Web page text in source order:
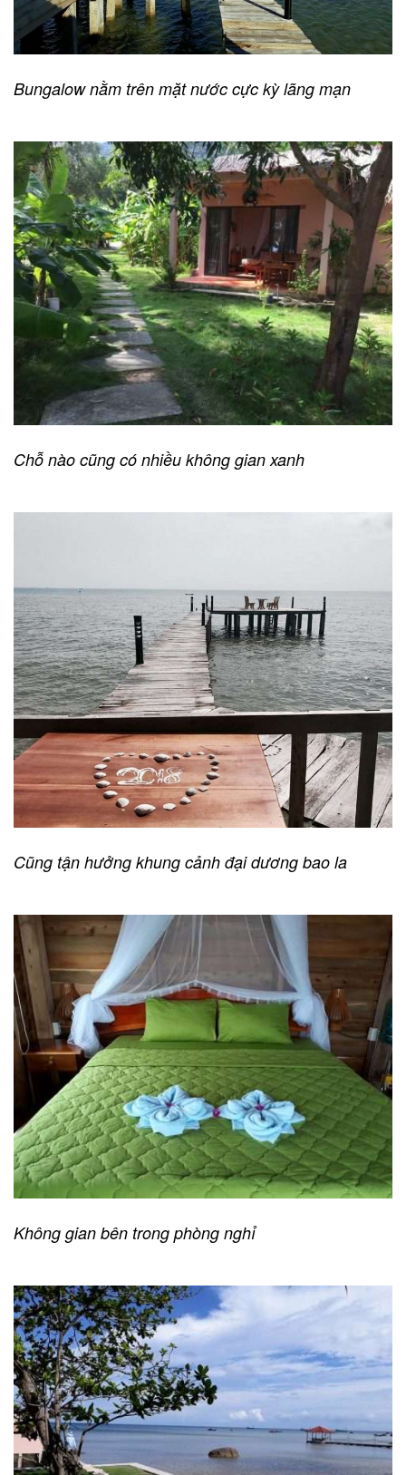
Bungalow nằm trên mặt nước cực kỳ lãng mạn
Chỗ nào cũng có nhiều không gian xanh
Cũng tận hưởng khung cảnh đại dương bao la
Không gian bên trong phòng nghỉ